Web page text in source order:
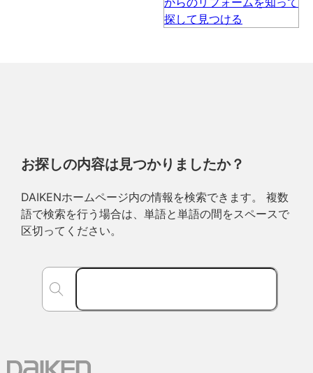
お探しの内容は見つかりましたか？
DAIKENホームページ内の情報を検索できます。 複数
語で検索を行う場合は、単語と単語の間をスペースで
区切ってください。